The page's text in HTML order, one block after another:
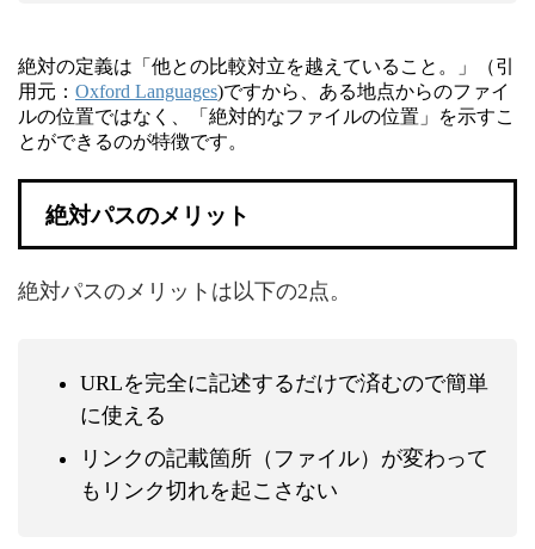
絶対の定義は「他との比較対立を越えていること。」（引
用元： Oxford Languages)ですから、ある地点からのファイ
ルの位置ではなく、「絶対的なファイルの位置」を示すこ
とができるのが特徴です。
絶対パスのメリット
絶対パスのメリットは以下の2点。
URLを完全に記述するだけで済むので簡単
に使える
リンクの記載箇所（ファイル）が変わって
もリンク切れを起こさない